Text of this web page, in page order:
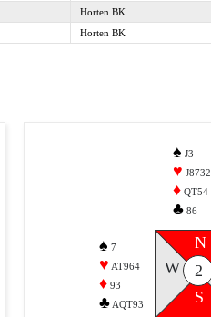
Horten BK
Horten BK
♠ J3
♥ J8732
♦ QT54
♣ 86
♠ 7
♥ AT964
♦ 93
♣ AQT93
N
S
W 2